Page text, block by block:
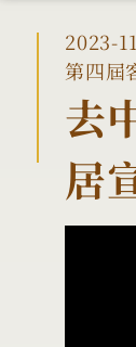
2023-
第四屆
去
居